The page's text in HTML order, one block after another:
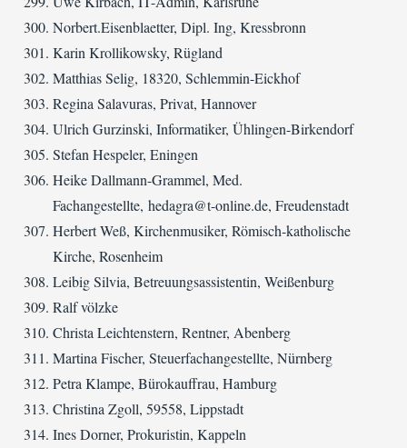
Norbert.Eisenblaetter, Dipl. Ing, Kressbronn
Karin Krollikowsky, Rügland
Matthias Selig, 18320, Schlemmin-Eickhof
Regina Salavuras, Privat, Hannover
Ulrich Gurzinski, Informatiker, Ühlingen-Birkendorf
Stefan Hespeler, Eningen
Heike Dallmann-Grammel, Med.
Fachangestellte, hedagra@t-online.de, Freudenstadt
Herbert Weß, Kirchenmusiker, Römisch-katholische
Kirche, Rosenheim
Leibig Silvia, Betreuungsassistentin, Weißenburg
Ralf völzke
Christa Leichtenstern, Rentner, Abenberg
Martina Fischer, Steuerfachangestellte, Nürnberg
Petra Klampe, Bürokauffrau, Hamburg
Christina Zgoll, 59558, Lippstadt
Ines Dorner, Prokuristin, Kappeln